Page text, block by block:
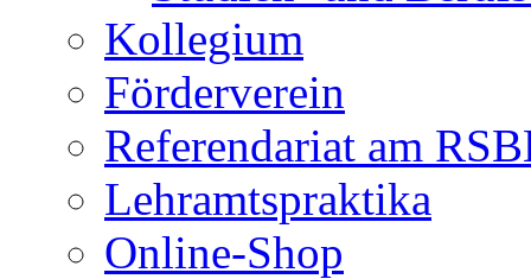
Kollegium
Förderverein
Referendariat am
Lehramtspraktika
Online-Shop